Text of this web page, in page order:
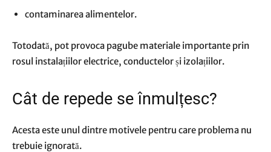
contaminarea alimentelor.
Totodată, pot provoca pagube materiale importante prin
rosul instalațiilor electrice, conductelor și izolațiilor.
Cât de repede se înmulțesc?
Acesta este unul dintre motivele pentru care problema nu
trebuie ignorată.